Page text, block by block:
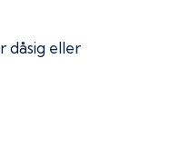
dåsig eller